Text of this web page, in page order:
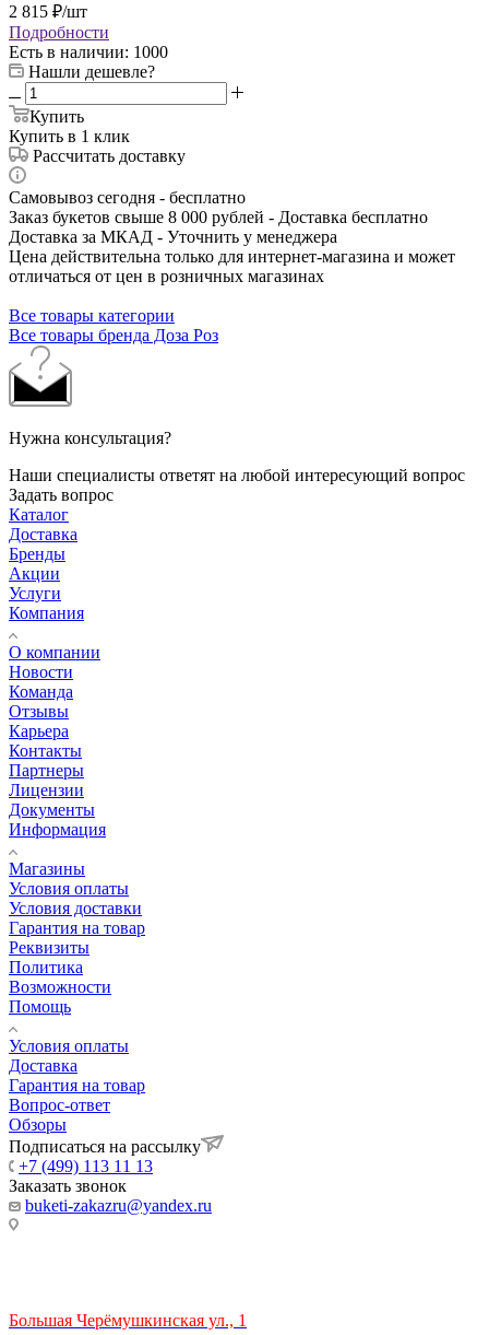
2 815 ₽/шт
Подробности
Есть в наличии: 1000
Нашли дешевле?
Купить
Купить в 1 клик
Рассчитать доставку
Самовывоз сегодня - бесплатно
Заказ букетов свыше 8 000 рублей - Доставка бесплатно
Доставка за МКАД - Уточнить у менеджера
Цена действительна только для интернет-магазина и может
отличаться от цен в розничных магазинах
Все товары категории
Все товары бренда Доза Роз
Нужна консультация?
Наши специалисты ответят на любой интересующий вопрос
Задать вопрос
Каталог
Доставка
Бренды
Акции
Услуги
Компания
О компании
Новости
Команда
Отзывы
Карьера
Контакты
Партнеры
Лицензии
Документы
Информация
Магазины
Условия оплаты
Условия доставки
Гарантия на товар
Реквизиты
Политика
Возможности
Помощь
Условия оплаты
Доставка
Гарантия на товар
Вопрос-ответ
Обзоры
Подписаться на рассылку
+7 (499) 113 11 13
Заказать звонок
buketi-zakazru@yandex.ru
Большая Черёмушкинская ул., 1